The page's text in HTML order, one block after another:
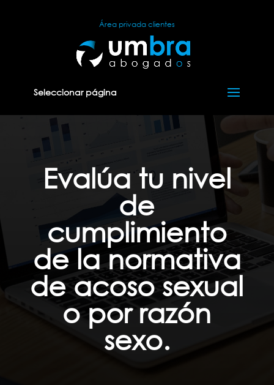
Área privada clientes
Seleccionar página
Evalúa tu nivel
de
cumplimiento
de la normativa
de acoso sexual
o por razón
sexo.